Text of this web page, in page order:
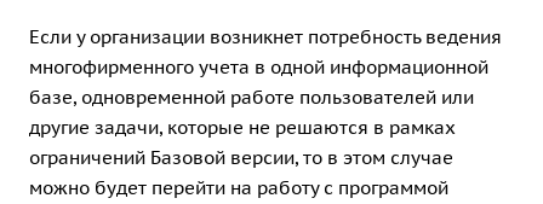
Если у организации возникнет потребность ведения
многофирменного учета в одной информационной
базе, одновременной работе пользователей или
другие задачи, которые не решаются в рамках
ограничений Базовой версии, то в этом случае
можно будет перейти на работу с программой